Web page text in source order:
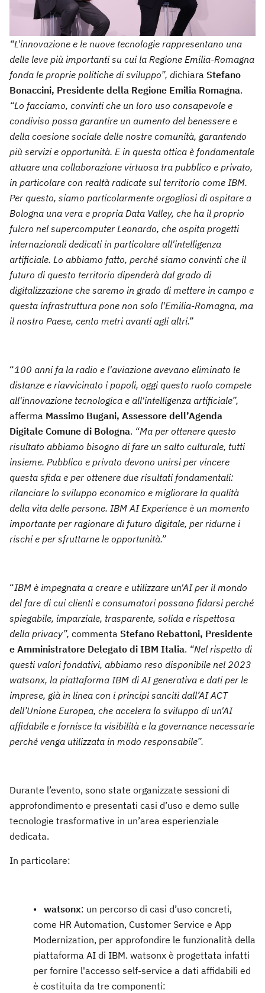
“L'innovazione e le nuove tecnologie rappresentano una
delle leve più importanti su cui la Regione Emilia-Romagna
fonda le proprie politiche di sviluppo”, dichiara Stefano
Bonaccini, Presidente della Regione Emilia Romagna.
“Lo facciamo, convinti che un loro uso consapevole e
condiviso possa garantire un aumento del benessere e
della coesione sociale delle nostre comunità, garantendo
più servizi e opportunità. E in questa ottica è fondamentale
attuare una collaborazione virtuosa tra pubblico e privato,
in particolare con realtà radicate sul territorio come IBM.
Per questo, siamo particolarmente orgogliosi di ospitare a
Bologna una vera e propria Data Valley, che ha il proprio
fulcro nel supercomputer Leonardo, che ospita progetti
internazionali dedicati in particolare all'intelligenza
artificiale. Lo abbiamo fatto, perché siamo convinti che il
futuro di questo territorio dipenderà dal grado di
digitalizzazione che saremo in grado di mettere in campo e
questa infrastruttura pone non solo l'Emilia-Romagna, ma
il nostro Paese, cento metri avanti agli altri.”
“100 anni fa la radio e l'aviazione avevano eliminato le
distanze e riavvicinato i popoli, oggi questo ruolo compete
all'innovazione tecnologica e all'intelligenza artificiale”,
afferma Massimo Bugani, Assessore dell’Agenda
Digitale Comune di Bologna. “Ma per ottenere questo
risultato abbiamo bisogno di fare un salto culturale, tutti
insieme. Pubblico e privato devono unirsi per vincere
questa sfida e per ottenere due risultati fondamentali:
rilanciare lo sviluppo economico e migliorare la qualità
della vita delle persone. IBM AI Experience è un momento
importante per ragionare di futuro digitale, per ridurne i
rischi e per sfruttarne le opportunità.”
“IBM è impegnata a creare e utilizzare un'AI per il mondo
del fare di cui clienti e consumatori possano fidarsi perché
spiegabile, imparziale, trasparente, solida e rispettosa
della privacy”, commenta Stefano Rebattoni, Presidente
e Amministratore Delegato di IBM Italia. “Nel rispetto di
questi valori fondativi, abbiamo reso disponibile nel 2023
watsonx, la piattaforma IBM di AI generativa e dati per le
imprese, già in linea con i principi sanciti dall’AI ACT
dell’Unione Europea, che accelera lo sviluppo di un'AI
affidabile e fornisce la visibilità e la governance necessarie
perché venga utilizzata in modo responsabile”.
Durante l’evento, sono state organizzate sessioni di
approfondimento e presentati casi d’uso e demo sulle
tecnologie trasformative in un’area esperienziale
dedicata.
In particolare:
• watsonx: un percorso di casi d’uso concreti,
come HR Automation, Customer Service e App
Modernization, per approfondire le funzionalità della
piattaforma AI di IBM. watsonx è progettata infatti
per fornire l'accesso self-service a dati affidabili ed
è costituita da tre componenti: